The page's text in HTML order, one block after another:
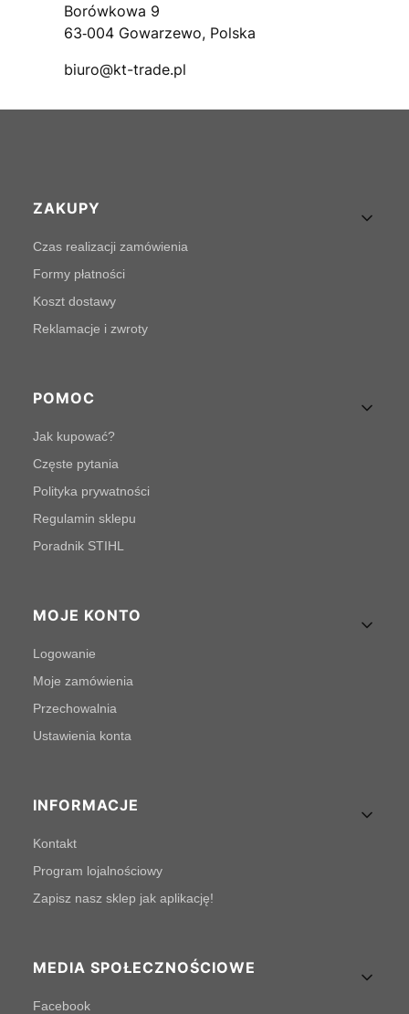
Borówkowa 9
63‑004 Gowarzewo, Polska
biuro@kt-trade.pl
Linki w stopce
ZAKUPY
Czas realizacji zamówienia
Formy płatności
Koszt dostawy
Reklamacje i zwroty
POMOC
Jak kupować?
Częste pytania
Polityka prywatności
Regulamin sklepu
Poradnik STIHL
MOJE KONTO
Logowanie
Moje zamówienia
Przechowalnia
Ustawienia konta
INFORMACJE
Kontakt
Program lojalnościowy
Zapisz nasz sklep jak aplikację!
MEDIA SPOŁECZNOŚCIOWE
Facebook